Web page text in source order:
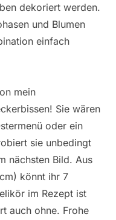
dekoriert werden.
und Blumen
einfach
mein
Sie wären
oder ein
sie unbedingt
nächsten Bild. Aus
könnt ihr 7
im Rezept ist
auch ohne. Frohe